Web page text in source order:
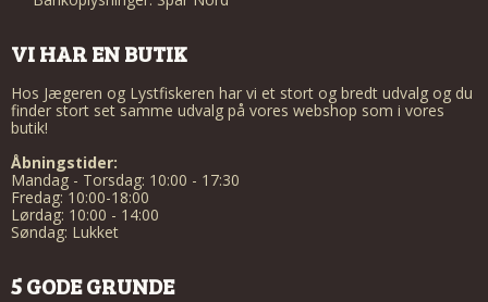
VI HAR EN BUTIK
Hos Jægeren og Lystfiskeren har vi et stort og bredt udvalg og du
finder stort set samme udvalg på vores webshop som i vores
butik!
Åbningstider:
Mandag - Torsdag: 10:00 - 17:30
Fredag: 10:00-18:00
Lørdag: 10:00 - 14:00
Søndag: Lukket
5 GODE GRUNDE